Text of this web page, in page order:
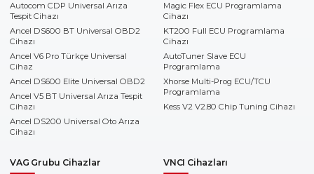
Autocom CDP Universal Arıza
Tespit Cihazı
Ancel DS600 BT Universal OBD2
Cihazı
Ancel V6 Pro Türkçe Universal
Cihaz
Ancel DS600 Elite Universal OBD2
Ancel V5 BT Universal Arıza Tespit
Cihazı
Ancel DS200 Universal Oto Arıza
Cihazı
Magic Flex ECU Programlama
Cihazı
KT200 Full ECU Programlama
Cihazı
AutoTuner Slave ECU
Programlama
Xhorse Multi-Prog ECU/TCU
Programlama
Kess V2 V2.80 Chip Tuning Cihazı
VAG Grubu Cihazlar VNCI Cihazları